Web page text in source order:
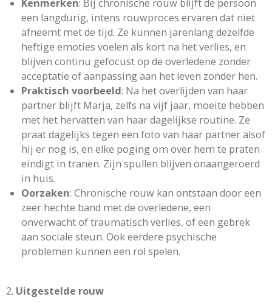
Kenmerken: Bij chronische rouw blijft de persoon
een langdurig, intens rouwproces ervaren dat niet
afneemt met de tijd. Ze kunnen jarenlang dezelfde
heftige emoties voelen als kort na het verlies, en
blijven continu gefocust op de overledene zonder
acceptatie of aanpassing aan het leven zonder hen.
Praktisch voorbeeld: Na het overlijden van haar
partner blijft Marja, zelfs na vijf jaar, moeite hebben
met het hervatten van haar dagelijkse routine. Ze
praat dagelijks tegen een foto van haar partner alsof
hij er nog is, en elke poging om over hem te praten
eindigt in tranen. Zijn spullen blijven onaangeroerd
in huis.
Oorzaken: Chronische rouw kan ontstaan door een
zeer hechte band met de overledene, een
onverwacht of traumatisch verlies, of een gebrek
aan sociale steun. Ook eerdere psychische
problemen kunnen een rol spelen.
2. Uitgestelde rouw